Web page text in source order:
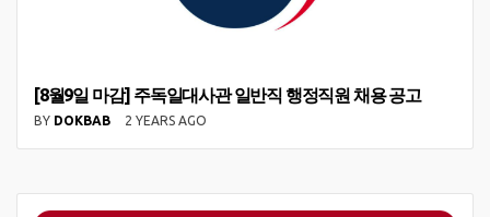
[8월9일 마감] 주독일대사관 일반직 행정직원 채용 공고
BY DOKBAB 2 YEARS AGO